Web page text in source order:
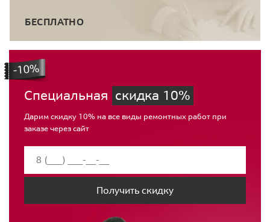
БЕСПЛАТНО
Специальная скидка 10%
Дарим скидку 10% на все виды ремонтных работ при
заказе через сайт
Получить скидку